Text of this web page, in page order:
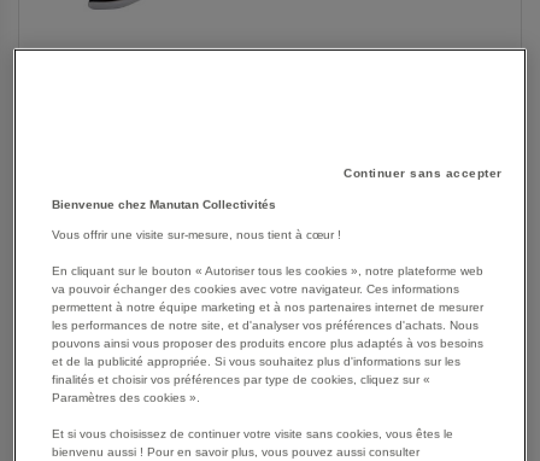
BEGINNING
IMAGES
GALLERY
Clé mixte.
Forgée en acier au chrome vanadium.
Forme adoucie pour le confort de la main.
Finition polie brillante.
Tête polygonale.
Voir le descriptif complet
Continuer sans accepter
Bienvenue chez Manutan Collectivités
Vous offrir une visite sur-mesure, nous tient à cœur !
En cliquant sur le bouton « Autoriser tous les cookies », notre plateforme web
va pouvoir échanger des cookies avec votre navigateur. Ces informations
permettent à notre équipe marketing et à nos partenaires internet de mesurer
les performances de notre site, et d'analyser vos préférences d'achats. Nous
pouvons ainsi vous proposer des produits encore plus adaptés à vos besoins
et de la publicité appropriée. Si vous souhaitez plus d'informations sur les
finalités et choisir vos préférences par type de cookies, cliquez sur «
Paramètres des cookies ».
Et si vous choisissez de continuer votre visite sans cookies, vous êtes le
bienvenu aussi ! Pour en savoir plus, vous pouvez aussi consulter